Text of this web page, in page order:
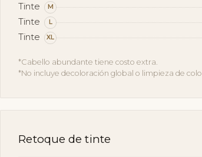
Tinte
M
Tinte
L
Tinte
XL
*Cabello abundante tiene costo extra.
*No incluye decoloración global o limpieza de
Retoque de tinte